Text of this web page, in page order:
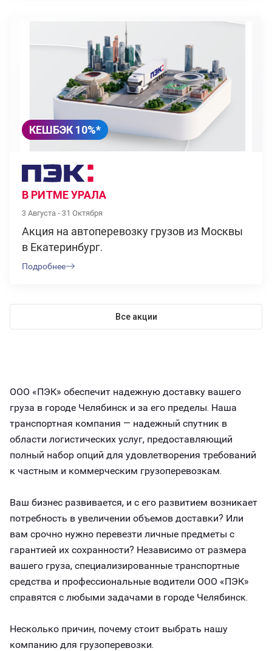
КЕШБЭК 10%*
В РИТМЕ УРАЛА
3 Августа - 31 Октября
Акция на автоперевозку грузов из Москвы
в Екатеринбург.
Подробнее
Все акции
ООО «ПЭК» обеспечит надежную доставку вашего
груза в городе Челябинск и за его пределы. Наша
транспортная компания — надежный спутник в
области логистических услуг, предоставляющий
полный набор опций для удовлетворения требований
к частным и коммерческим грузоперевозкам.
Ваш бизнес развивается, и с его развитием возникает
потребность в увеличении объемов доставки? Или
вам срочно нужно перевезти личные предметы с
гарантией их сохранности? Независимо от размера
вашего груза, специализированные транспортные
средства и профессиональные водители ООО «ПЭК»
справятся с любыми задачами в городе Челябинск.
Несколько причин, почему стоит выбрать нашу
компанию для грузоперевозки.